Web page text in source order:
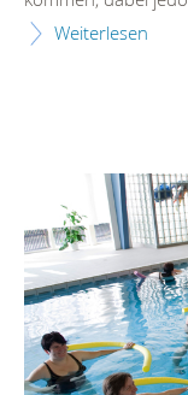
Weiterlesen